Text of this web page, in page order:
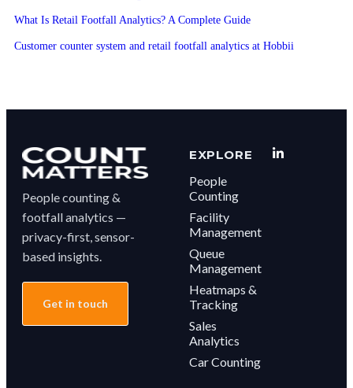
What Is Retail Footfall Analytics? A Complete Guide
Customer counter system and retail footfall analytics at Hobbii
People counting &
footfall analytics —
privacy-first, sensor-
based insights.
Get in touch
EXPLORE
People
Counting
Facility
Management
Queue
Management
Heatmaps &
Tracking
Sales
Analytics
Car Counting